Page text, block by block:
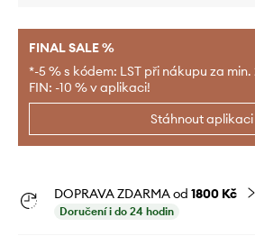
FINAL SALE %
*-5 % s kódem: LST při nákupu za
FIN: -10 % v aplikaci!
Stáhnout aplikaci
DOPRAVA ZDARMA od 1800 Kč
Doručení i do 24 hodin